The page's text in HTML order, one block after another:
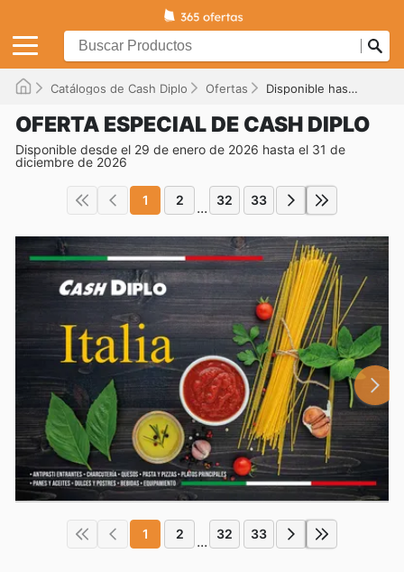
Catálogos de Cash Diplo Ofertas Disponible hasta el 31/12/2026
OFERTA ESPECIAL DE CASH DIPLO
Disponible desde el 29 de enero de 2026 hasta el 31 de
diciembre de 2026
1 2 ... 32 33
1 2 ... 32 33